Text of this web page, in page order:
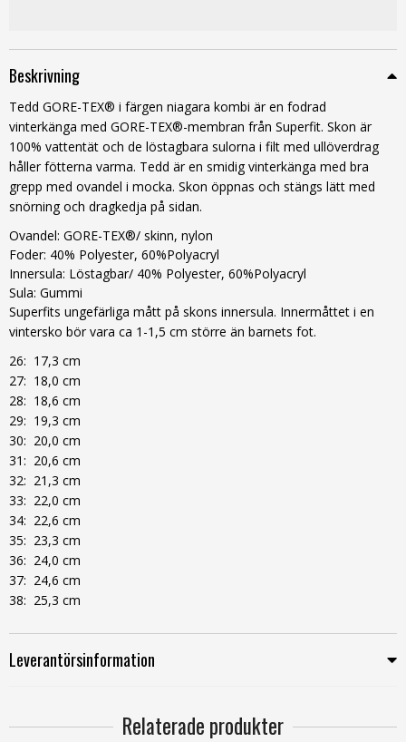
Beskrivning
Tedd GORE-TEX® i färgen niagara kombi är en fodrad
vinterkänga med GORE-TEX®-membran från Superfit. Skon är
100% vattentät och de löstagbara sulorna i filt med ullöverdrag
håller fötterna varma. Tedd är en smidig vinterkänga med bra
grepp med ovandel i mocka. Skon öppnas och stängs lätt med
snörning och dragkedja på sidan.
Ovandel: GORE-TEX®/ skinn, nylon
Foder: 40% Polyester, 60%Polyacryl
Innersula: Löstagbar/ 40% Polyester, 60%Polyacryl
Sula: Gummi
Superfits ungefärliga mått på skons innersula. Innermåttet i en
vintersko bör vara ca 1-1,5 cm större än barnets fot.
26: 17,3 cm
27: 18,0 cm
28: 18,6 cm
29: 19,3 cm
30: 20,0 cm
31: 20,6 cm
32: 21,3 cm
33: 22,0 cm
34: 22,6 cm
35: 23,3 cm
36: 24,0 cm
37: 24,6 cm
38: 25,3 cm
Leverantörsinformation
Relaterade produkter